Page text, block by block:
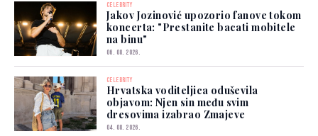
CELEBRITY
Jakov Jozinović upozorio fanove tokom
koncerta: "Prestanite bacati mobitele
na binu"
06. 08. 2026.
CELEBRITY
Hrvatska voditeljica oduševila
objavom: Njen sin među svim
dresovima izabrao Zmajeve
04. 08. 2026.